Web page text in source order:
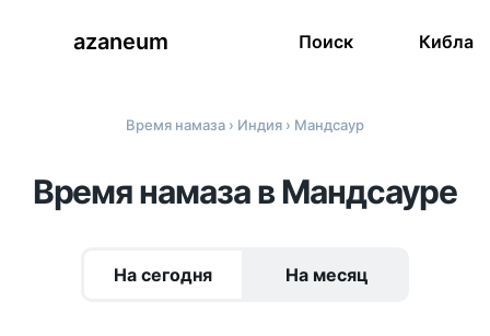
azaneum Поиск Кибла
Время намаза › Индия › Мандсаур
Время намаза в Мандсауре
На сегодня На месяц